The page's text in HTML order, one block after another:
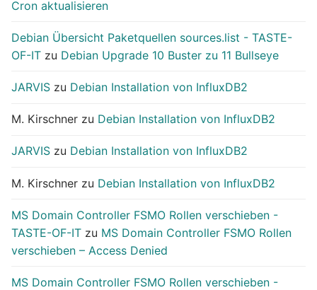
Cron aktualisieren
Debian Übersicht Paketquellen sources.list - TASTE-
OF-IT zu Debian Upgrade 10 Buster zu 11 Bullseye
JARVIS zu Debian Installation von InfluxDB2
M. Kirschner zu Debian Installation von InfluxDB2
JARVIS zu Debian Installation von InfluxDB2
M. Kirschner zu Debian Installation von InfluxDB2
MS Domain Controller FSMO Rollen verschieben -
TASTE-OF-IT zu MS Domain Controller FSMO Rollen
verschieben – Access Denied
MS Domain Controller FSMO Rollen verschieben -